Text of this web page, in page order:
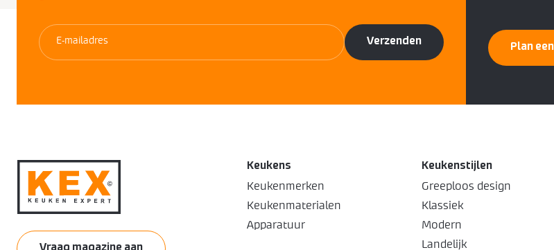
Plan
Vraag magazine aan
Keukens
Keukenmerken
Keukenmaterialen
Apparatuur
Keukenstijlen
Greeploos design
Klassiek
Modern
Landelijk